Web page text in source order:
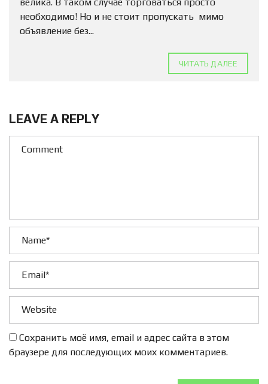
необходимо! Но и не стоит пропускать мимо
объявление без...
ЧИТАТЬ ДАЛЕЕ
LEAVE A REPLY
Сохранить моё имя, email и адрес сайта в этом
браузере для последующих моих комментариев.